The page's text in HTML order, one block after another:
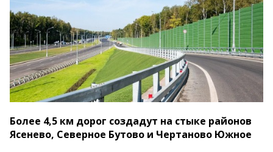
Более 4,5 км дорог создадут на стыке районов
Ясенево, Северное Бутово и Чертаново Южное